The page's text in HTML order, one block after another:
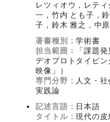
レツィオウ，レテ
一，竹内 とも子，
子，鈴木 雅之，中
著書種別：学術書
担当範囲：
「課題
デオプロトタイピ
映像」）
専門分野： 人文・
実践論
記述言語： 日本語
タイトル：現代の